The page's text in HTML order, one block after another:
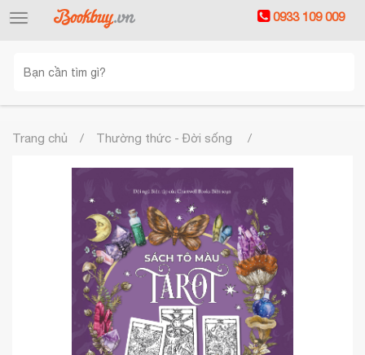
Toggle
0933 109 009
Trang chủ Thường thức - Đời sống